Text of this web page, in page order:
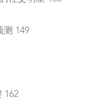
测 149
162